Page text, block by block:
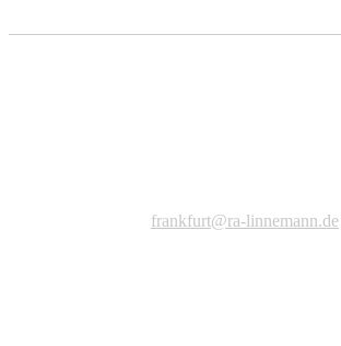
frankfurt@ra-linnemann.de